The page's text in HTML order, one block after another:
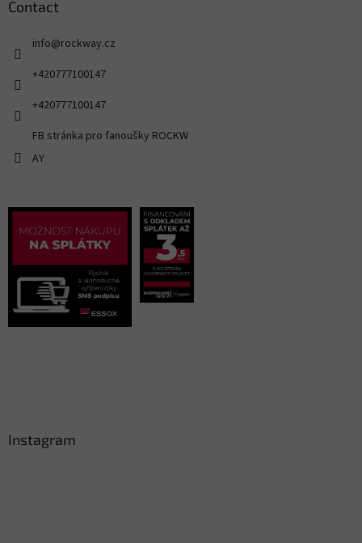
Contact
info@rockway.cz
+420777100147
+420777100147
FB stránka pro fanoušky ROCKW
AY
Instagram